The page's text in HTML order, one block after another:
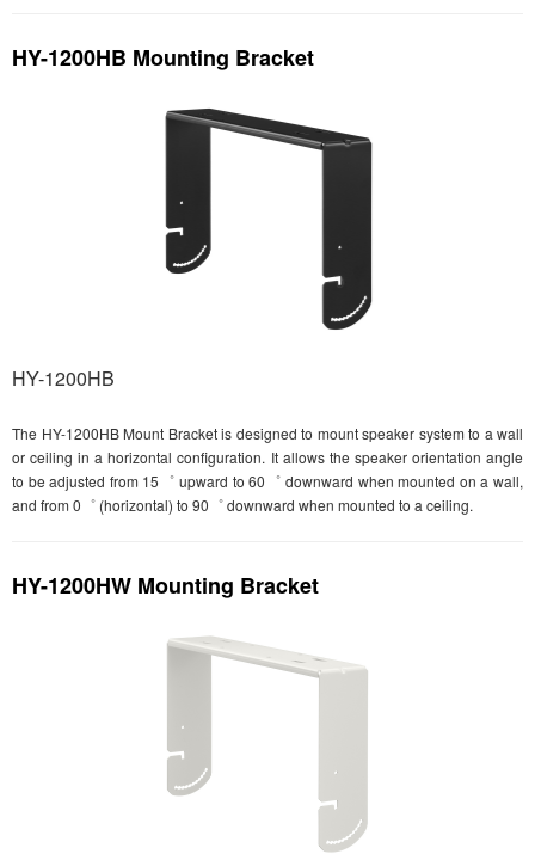
HY-1200HB Mounting Bracket
HY-1200HB
The HY-1200HB Mount Bracket is designed to mount speaker system to a wall
or ceiling in a horizontal configuration. It allows the speaker orientation angle
to be adjusted from 15゜ upward to 60゜ downward when mounted on a wall,
and from 0゜ (horizontal) to 90゜ downward when mounted to a ceiling.
HY-1200HW Mounting Bracket